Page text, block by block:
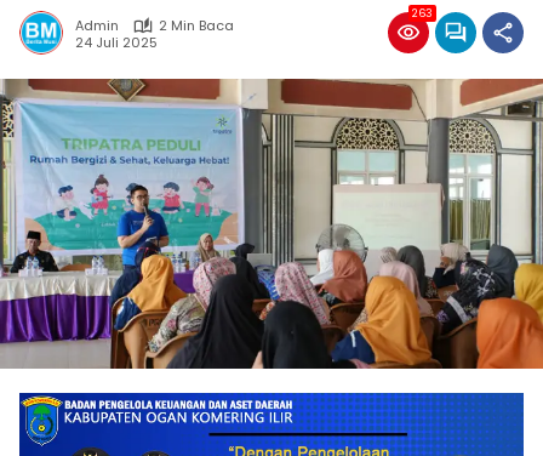
Admin
2 Min Baca
24 Juli 2025
263